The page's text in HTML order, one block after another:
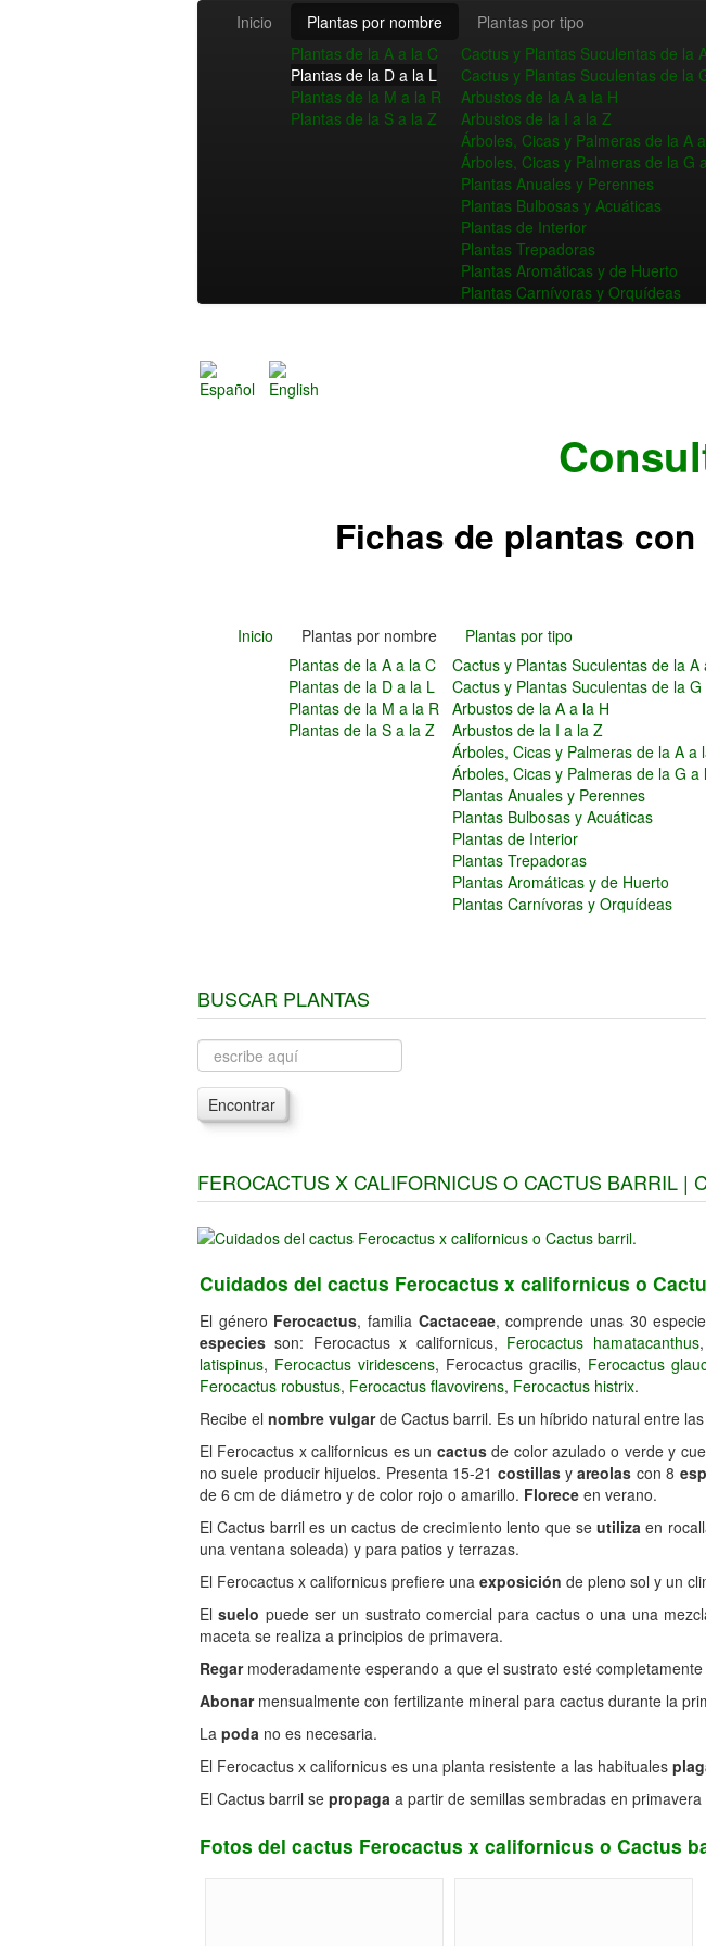
Inicio
Plantas por nombre
Plantas de la A a la C
Plantas de la D a la L
Plantas de la M a la R
Plantas de la S a la Z
Plantas por tipo
Cactus y Plantas Suculentas de la
Cactus y Plantas Suculentas de la
Arbustos de la A a la H
Arbustos de la I a la Z
Árboles, Cicas y Palmeras de la A
Árboles, Cicas y Palmeras de la G
Plantas Anuales y Perennes
Plantas Bulbosas y Acuáticas
Plantas de Interior
Plantas Trepadoras
Plantas Aromáticas y de Huerto
Plantas Carnívoras y Orquídeas
Fichas de plantas
Inicio
Plantas por nombre
Plantas de la A a la C
Plantas de la D a la L
Plantas de la M a la R
Plantas de la S a la Z
Plantas por tipo
Cactus y Plantas Suculentas de la A
Cactus y Plantas Suculentas de la
Arbustos de la A a la H
Arbustos de la I a la Z
Árboles, Cicas y Palmeras de la A a
Árboles, Cicas y Palmeras de la G a
Plantas Anuales y Perennes
Plantas Bulbosas y Acuáticas
Plantas de Interior
Plantas Trepadoras
Plantas Aromáticas y de Huerto
Plantas Carnívoras y Orquídeas
BUSCAR PLANTAS
Encontrar
FEROCACTUS X CALIFORNICUS O CACTUS BARRIL |
Cuidados del cactus Ferocactus x californicus o
El género Ferocactus, familia Cactaceae, comprende unas 30
especies son: Ferocactus x californicus, Ferocactus hamatacanthus,
latispinus, Ferocactus viridescens, Ferocactus gracilis, Ferocactus
Ferocactus robustus, Ferocactus flavovirens, Ferocactus histrix.
Recibe el nombre vulgarde Cactus barril. Es un híbrido natural entre
El Ferocactus x californicus es un cactusde color azulado o verde y
no suele producir hijuelos. Presenta 15-21 costillasyareolas con 8
de 6 cm de diámetro y de color rojo o amarillo. Florece en verano.
El Cactus barril es un cactus de crecimiento lento que seutiliza en
una ventana soleada) y para patios y terrazas.
El Ferocactus x californicus prefiere una exposición de pleno sol y un
Elsuelo puede ser un sustrato comercial para cactus o una una
maceta se realiza a principios de primavera.
Regarmoderadamente esperando a que el sustrato esté
Abonarmensualmente con fertilizante mineral para cactus durante la
La poda no es necesaria.
El Ferocactus x californicus es una planta resistente a las habituales
El Cactus barril se propaga a partir de semillas sembradas en
Fotos del cactus Ferocactus x californicus o Cactus